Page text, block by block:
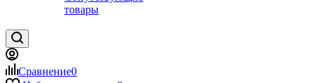
товары
Сравнение0